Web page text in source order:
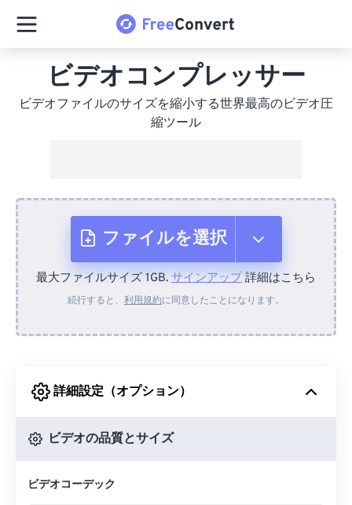
ビデオコンプレッサー
ビデオファイルのサイズを縮小する世界最高のビデオ圧
縮ツール
ファイルを選択
デバイスから
Googleドライブから
最大ファイルサイズ 1GB. サインアップ詳細はこちら
続行すると、 利用規約に同意したことになります。
詳細設定（オプション）
ビデオの品質とサイズ
ビデオコーデック